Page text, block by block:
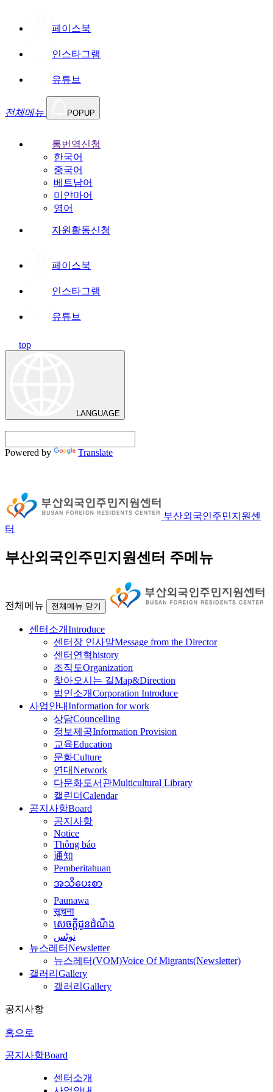
페이스북
인스타그램
유튜브
전체메뉴 POPUP
통번역신청
한국어
중국어
베트남어
미얀마어
영어
자원활동신청
페이스북
인스타그램
유튜브
top
LANGUAGE
Powered by Translate
부산외국인주민지원센
터
부산외국인주민지원센터 주메뉴
전체메뉴 전체메뉴 닫기
센터소개Introduce
센터장 인사말Message from the Director
센터연혁history
조직도Organization
찾아오시는 길Map&Direction
법인소개Corporation Introduce
사업안내Information for work
상담Councelling
정보제공Information Provision
교육Education
문화Culture
연대Network
다문화도서관Multicultural Library
캘린더Calendar
공지사항Board
공지사항
Notice
Thông báo
通知
Pemberitahuan
အသိပေးစာ
Paunawa
सूचना
សេចក្តីជូនដំណឹង
نوٹس
뉴스레터Newsletter
뉴스레터(VOM)Voice Of Migrants(Newsletter)
갤러리 Gallery
갤러리 Gallery
공지사항
홈으로
공지사항Board
센터소개